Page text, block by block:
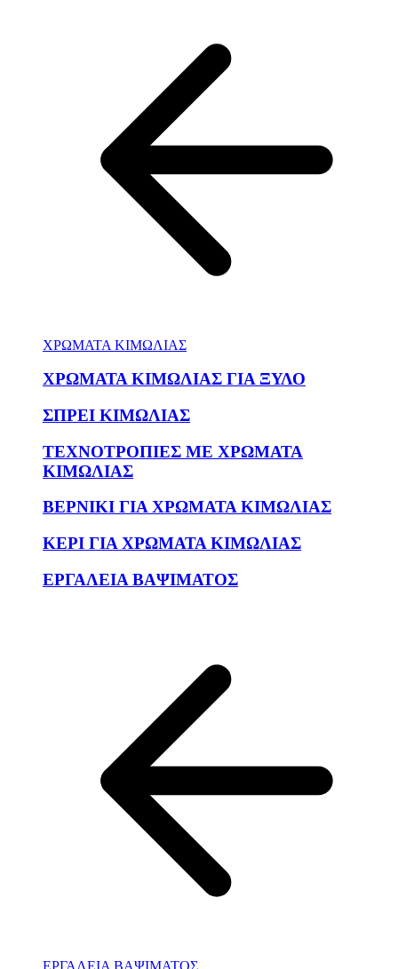
ΧΡΩΜΑΤΑ ΚΙΜΩΛΙΑΣ
ΧΡΩΜΑΤΑ ΚΙΜΩΛΙΑΣ ΓΙΑ ΞΥΛΟ
ΣΠΡΕΙ ΚΙΜΩΛΙΑΣ
ΤΕΧΝΟΤΡΟΠΙΕΣ ΜΕ ΧΡΩΜΑΤΑ
ΚΙΜΩΛΙΑΣ
ΒΕΡΝΙΚΙ ΓΙΑ ΧΡΩΜΑΤΑ ΚΙΜΩΛΙΑΣ
ΚΕΡΙ ΓΙΑ ΧΡΩΜΑΤΑ ΚΙΜΩΛΙΑΣ
ΕΡΓΑΛΕΙΑ ΒΑΨΙΜΑΤΟΣ
ΕΡΓΑΛΕΙΑ ΒΑΨΙΜΑΤΟΣ